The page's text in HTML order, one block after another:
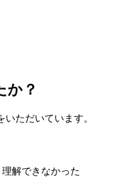
か？
ただいています。
理解できなかった